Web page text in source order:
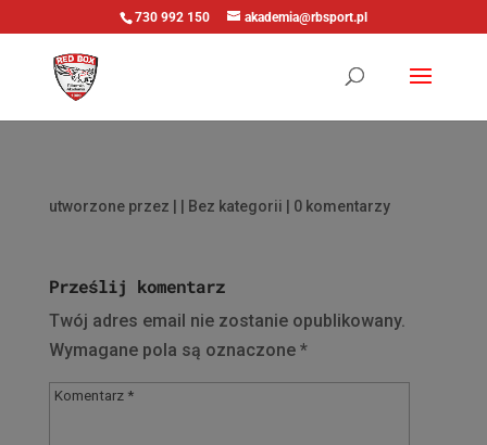
730 992 150 akademia@rbsport.pl
utworzone przez | Bez kategorii | 0 komentarzy
Prześlij komentarz
Twój adres email nie zostanie opublikowany.
Wymagane pola są oznaczone *